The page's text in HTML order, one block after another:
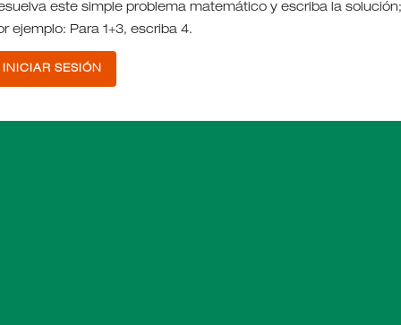
este simple problema matemático y escriba la
ejemplo: Para 1+3, escriba 4.